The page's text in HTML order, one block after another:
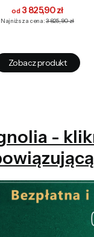
Cena promocyjna
3 825,90 zł
Najniższa cena: 3 825,90 zł
Zobacz produkt
-